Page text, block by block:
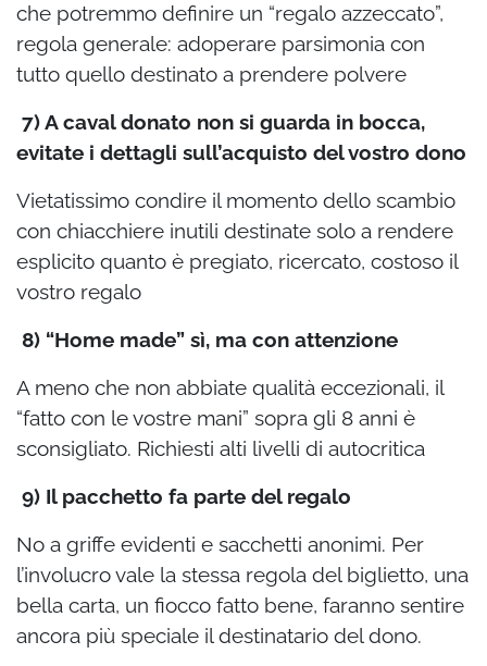
che potremmo definire un “regalo azzeccato”,
regola generale: adoperare parsimonia con
tutto quello destinato a prendere polvere
7) A caval donato non si guarda in bocca,
evitate i dettagli sull’acquisto del vostro dono
Vietatissimo condire il momento dello scambio
con chiacchiere inutili destinate solo a rendere
esplicito quanto è pregiato, ricercato, costoso il
vostro regalo
8) “Home made” sì, ma con attenzione
A meno che non abbiate qualità eccezionali, il
“fatto con le vostre mani” sopra gli 8 anni è
sconsigliato. Richiesti alti livelli di autocritica
9) Il pacchetto fa parte del regalo
No a griffe evidenti e sacchetti anonimi. Per
l’involucro vale la stessa regola del biglietto, una
bella carta, un fiocco fatto bene, faranno sentire
ancora più speciale il destinatario del dono.